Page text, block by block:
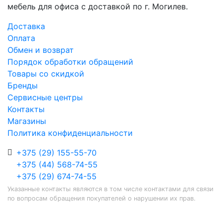
мебель для офиса с доставкой по г. Могилев.
Доставка
Оплата
Обмен и возврат
Порядок обработки обращений
Товары со скидкой
Бренды
Сервисные центры
Контакты
Магазины
Политика конфиденциальности
+375 (29) 155-55-70
+375 (44) 568-74-55
+375 (29) 674-74-55
Указанные контакты являются в том числе контактами для связи
по вопросам обращения покупателей о нарушении их прав.